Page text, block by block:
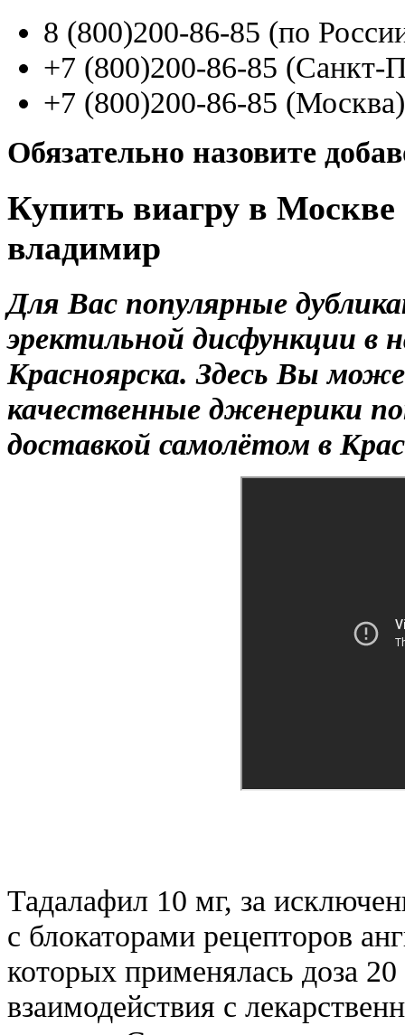
8 (800)200-86-85 (по
+7 (800)200-86-85 (Санкт-
+7 (800)200-86-85 (Москва)
Обязательно назовите
Купить виагру в
владимир
Для Вас популярные
эректильной дисфункции в
Красноярска. Здесь Вы
качественные дженерики
доставкой самолётом в
Тадалафил 10 мг, за
с блокаторами рецепторов
которых применялась доза
взаимодействия с